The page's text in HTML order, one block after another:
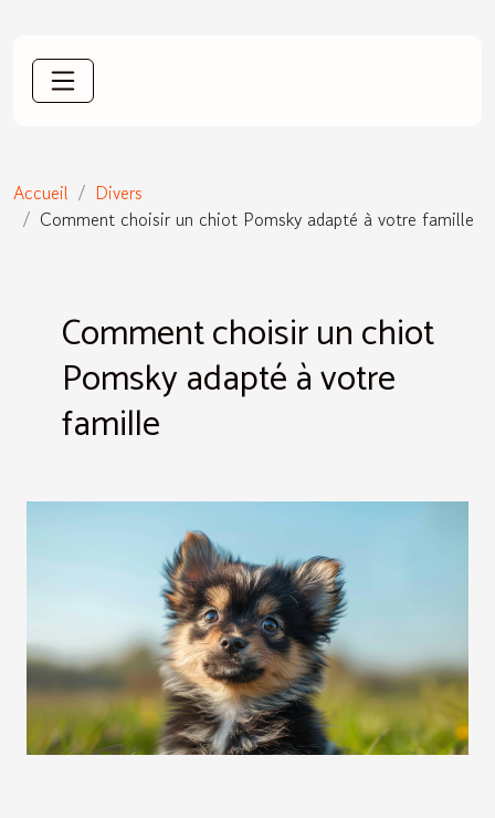
Accueil
Divers
Comment choisir un chiot Pomsky adapté à votre famille
Comment choisir un chiot
Pomsky adapté à votre
famille